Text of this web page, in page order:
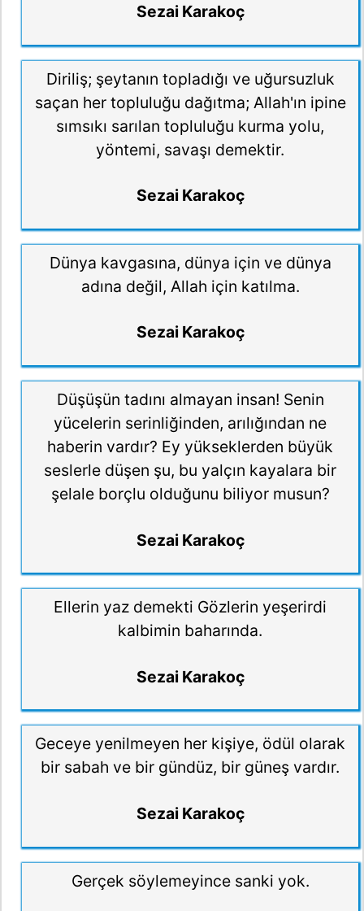
Sezai Karakoç
Diriliş; şeytanın topladığı ve uğursuzluk
saçan her topluluğu dağıtma; Allah'ın ipine
sımsıkı sarılan topluluğu kurma yolu,
yöntemi, savaşı demektir.
Sezai Karakoç
Dünya kavgasına, dünya için ve dünya
adına değil, Allah için katılma.
Sezai Karakoç
Düşüşün tadını almayan insan! Senin
yücelerin serinliğinden, arılığından ne
haberin vardır? Ey yükseklerden büyük
seslerle düşen şu, bu yalçın kayalara bir
şelale borçlu olduğunu biliyor musun?
Sezai Karakoç
Ellerin yaz demekti Gözlerin yeşerirdi
kalbimin baharında.
Sezai Karakoç
Geceye yenilmeyen her kişiye, ödül olarak
bir sabah ve bir gündüz, bir güneş vardır.
Sezai Karakoç
Gerçek söylemeyince sanki yok.